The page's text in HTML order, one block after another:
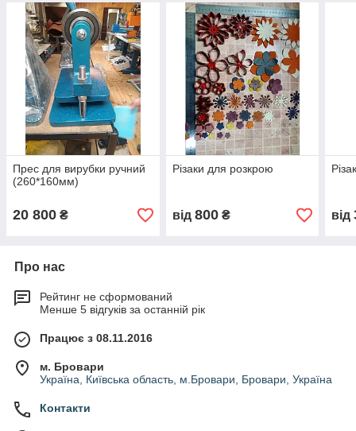
Прес для вирубки ручний
(260*160мм)
20 800 ₴
Різаки для розкрою
від 800₴ від
Про нас
Рейтинг не сформований
Менше 5 відгуків за останній рік
Працює з 08.11.2016
м. Бровари
Україна, Київська область, м.Бровари, Бровари, Україна
Контакти